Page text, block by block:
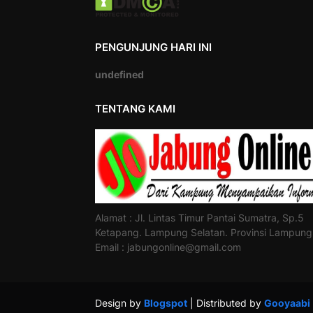
PENGUNJUNG HARI INI
undefined
TENTANG KAMI
Alamat : Jl. Lintas Timur Pantai Sumatra, Sp.5
Ketapang. Lampung Selatan. Provinsi Lampung
Email : jabungonline@gmail.com
Design by Blogspot| Distributed by Gooyaabi